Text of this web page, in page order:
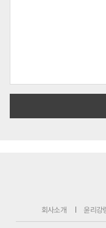
회사소개 윤리강